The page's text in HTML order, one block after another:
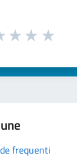
frequenti